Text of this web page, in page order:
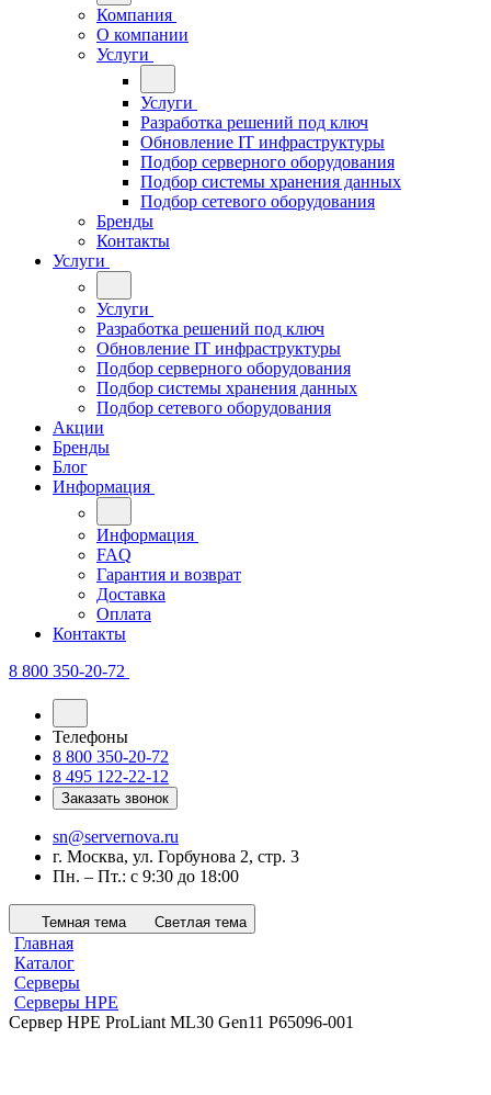
Компания
О компании
Услуги
Услуги
Разработка решений под ключ
Обновление IT инфраструктуры
Подбор серверного оборудования
Подбор системы хранения данных
Подбор сетевого оборудования
Бренды
Контакты
Услуги
Услуги
Разработка решений под ключ
Обновление IT инфраструктуры
Подбор серверного оборудования
Подбор системы хранения данных
Подбор сетевого оборудования
Акции
Бренды
Блог
Информация
Информация
FAQ
Гарантия и возврат
Доставка
Оплата
Контакты
8 800 350-20-72
Телефоны
8 800 350-20-72
8 495 122-22-12
Заказать звонок
sn@servernova.ru
г. Москва, ул. Горбунова 2, стр. 3
Пн. – Пт.: с 9:30 до 18:00
Темная тема Светлая тема
Главная
Каталог
Серверы
Серверы HPE
Сервер HPE ProLiant ML30 Gen11 P65096-001